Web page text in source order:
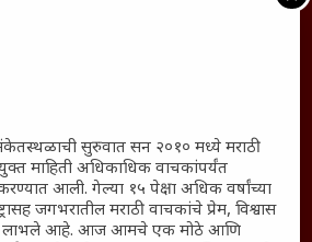
सुरुवात सन २०१० मध्ये मराठी
माहिती अधिकाधिक वाचकांपर्यंत
आली. गेल्या १५ पेक्षा अधिक वर्षांच्या
जगभरातील मराठी वाचकांचे प्रेम, विश्वास
आहे. आज आमचे एक मोठे आणि